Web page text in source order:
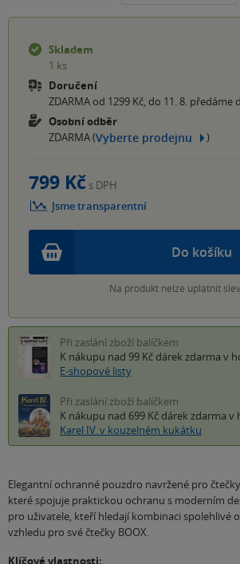
Skladem
1 ks
Doručení
ZDARMA od 1299 Kč, do 11. 8. předáme
Osobní odběr
ZDARMA (Vyberte prodejnu )
Do košíku
Na produkt nelze uplatnit
799 Kč s DPH
Jsme transparentní
Při zaslání zboží balíčkem
K nákupu nad 99 Kč dárek zdarma v
E-shopové listy
Při zaslání zboží balíčkem
K nákupu nad 699 Kč dárek zdarma v
Karel IV. v kouzelném kukátku
Elegantní ochranné pouzdro navržené pro čtečky
které spojuje praktickou ochranu s moderním
pro uživatele, kteří hledají kombinaci spolehlivé
vzhledu pro své čtečky BOOX.
Klíčové vlastnosti: